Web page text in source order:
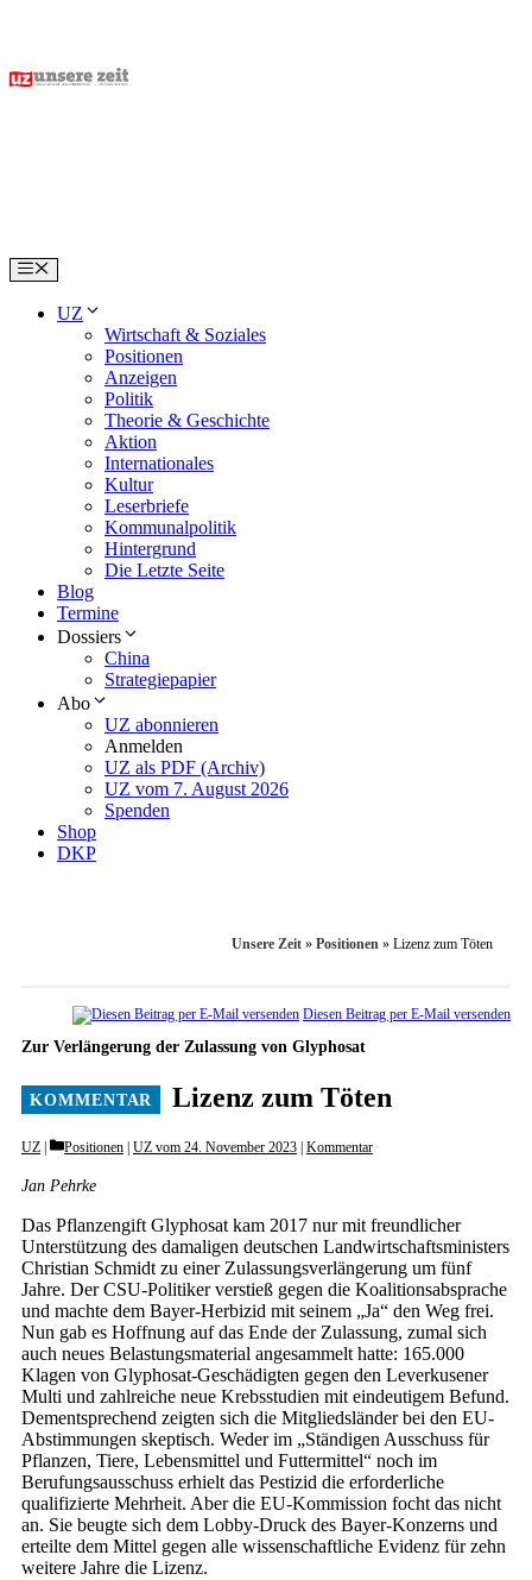
content
Menu
UZ
Wirtschaft & Soziales
Positionen
Anzeigen
Politik
Theorie & Geschichte
Aktion
Internationales
Kultur
Leserbriefe
Kommunalpolitik
Hintergrund
Die Letzte Seite
Blog
Termine
Dossiers
China
Strategiepapier
Abo
UZ abonnieren
Anmelden
UZ als PDF (Archiv)
UZ vom 7. August 2026
Spenden
Shop
DKP
Unsere Zeit » Positionen » Lizenz zum Töten
Diesen Beitrag per E-Mail versenden
Zur Verlängerung der Zulassung von Glyphosat
Lizenz zum Töten
UZ Categories
Positionen UZ vom 24. November 2023 Kommentar
Jan Pehrke
Das Pflanzengift Glyphosat kam 2017 nur mit freundlicher
Unterstützung des damaligen deutschen Landwirtschaftsministers
Christian Schmidt zu einer Zulassungsverlängerung um fünf
Jahre. Der CSU-Politiker verstieß gegen die Koalitionsabsprache
und machte dem Bayer-Herbizid mit seinem „Ja“ den Weg frei.
Nun gab es Hoffnung auf das Ende der Zulassung, zumal sich
auch neues Belastungsmaterial angesammelt hatte: 165.000
Klagen von Glyphosat-Geschädigten gegen den Leverkusener
Multi und zahlreiche neue Krebsstudien mit eindeutigem Befund.
Dementsprechend zeigten sich die Mitgliedsländer bei den EU-
Abstimmungen skeptisch. Weder im „Ständigen Ausschuss für
Pflanzen, Tiere, Lebensmittel und Futtermittel“ noch im
Berufungsausschuss erhielt das Pestizid die erforderliche
qualifizierte Mehrheit. Aber die EU-Kommission focht das nicht
an. Sie beugte sich dem Lobby-Druck des Bayer-Konzerns und
erteilte dem Mittel gegen alle wissenschaftliche Evidenz für zehn
weitere Jahre die Lizenz.